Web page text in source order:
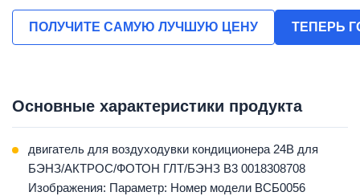
ПОЛУЧИТЕ САМУЮ ЛУЧШУЮ ЦЕНУ ТЕПЕРЬ
Основные характеристики продукта
двигатель для воздуходувки кондиционера 24В для
БЭНЗ/АКТРОС/ФОТОН ГЛТ/БЭНЗ В3 0018308708
Изображения: Параметр: Номер модели ВСБ0056